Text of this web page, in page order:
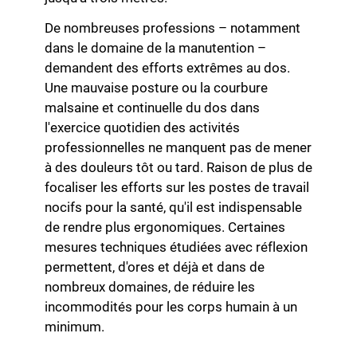
De nombreuses professions – notamment
dans le domaine de la manutention –
demandent des efforts extrêmes au dos.
Une mauvaise posture ou la courbure
malsaine et continuelle du dos dans
l'exercice quotidien des activités
professionnelles ne manquent pas de mener
à des douleurs tôt ou tard. Raison de plus de
focaliser les efforts sur les postes de travail
nocifs pour la santé, qu'il est indispensable
de rendre plus ergonomiques. Certaines
mesures techniques étudiées avec réflexion
permettent, d'ores et déjà et dans de
nombreux domaines, de réduire les
incommodités pour les corps humain à un
minimum.